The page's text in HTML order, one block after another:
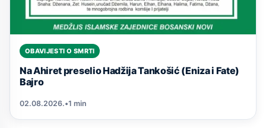
OBAVIJESTI O SMRTI
Na Ahiret preselio Hadžija Tankošić (Eniza i Fate)
Bajro
02.08.2026.•1 min